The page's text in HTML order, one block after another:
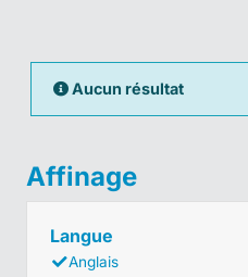
Aucun résultat
Affinage
Langue
Anglais